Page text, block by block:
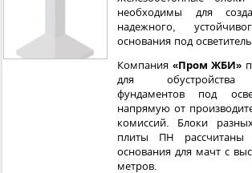
необходимы для
надежного,
основания под
Компания «Пром ЖБИ»
для обустройства
фундаментов под
напрямую от
комиссий. Блоки
плиты ПН рассчитаны
основания для мачт с
метров.